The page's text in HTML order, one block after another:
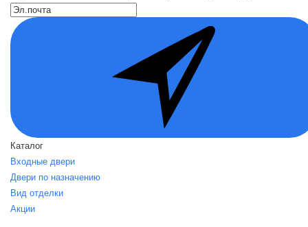
Каталог
Входные двери
Двери по назначению
Вид отделки
Акции